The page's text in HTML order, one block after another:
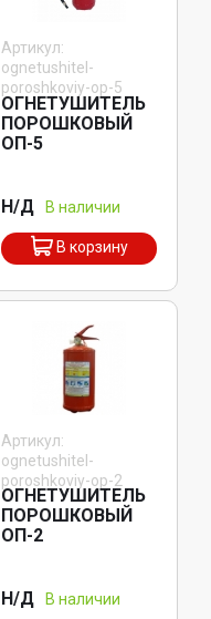
Артикул:
ognetushitel-
poroshkoviy-op-5
ОГНЕТУШИТЕЛЬ
ПОРОШКОВЫЙ
ОП-5
Н/Д В наличии
В корзину
Артикул:
ognetushitel-
poroshkoviy-op-2
ОГНЕТУШИТЕЛЬ
ПОРОШКОВЫЙ
ОП-2
Н/Д В наличии